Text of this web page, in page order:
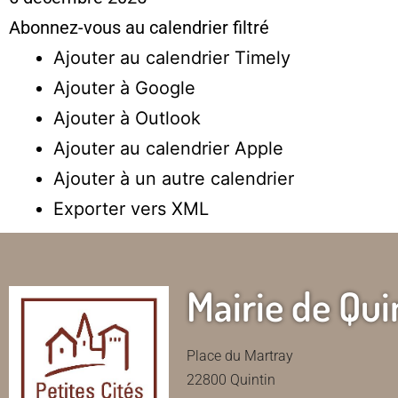
Abonnez-vous au calendrier filtré
Ajouter au calendrier Timely
Ajouter à Google
Ajouter à Outlook
Ajouter au calendrier Apple
Ajouter à un autre calendrier
Exporter vers XML
Mairie de
Place du Martray
22800 Quintin